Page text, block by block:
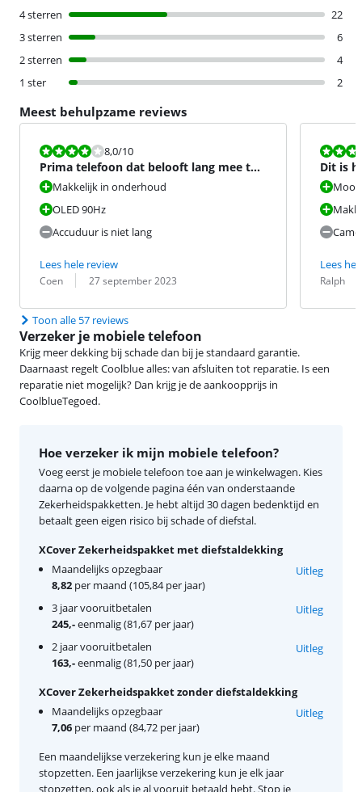
4 sterren
22
3 sterren
6
2 sterren
4
1 ster
2
Meest behulpzame reviews
Beoordeling is 8,0 van de 10.
8,0/10
Prima telefoon dat belooft lang mee te
kunnen gaan
Makkelijk in onderhoud
OLED 90Hz
Accuduur is niet lang
Lees hele review
Beoordeling door:
Coen
Datum: 27 september 2023
Dit is
Mooi
Lees
Ralph
Datum:
Toon alle 57 reviews
Verzeker je mobiele telefoon
Krijg meer dekking bij schade dan bij je standaard garantie.
Daarnaast regelt Coolblue alles: van afsluiten tot reparatie. Is een
reparatie niet mogelijk? Dan krijg je de aankoopprijs in
CoolblueTegoed.
Hoe verzeker ik mijn mobiele telefoon?
Voeg eerst je mobiele telefoon toe aan je winkelwagen. Kies
daarna op de volgende pagina één van onderstaande
Zekerheidspakketten. Je hebt altijd 30 dagen bedenktijd en
betaalt geen eigen risico bij schade of diefstal.
XCover Zekerheidspakket met diefstaldekking
Maandelijks opzegbaar
8,82 per maand (105,84 per jaar)
Uitleg
3 jaar vooruitbetalen
245,-eenmalig (81,67 per jaar)
Uitleg
2 jaar vooruitbetalen
163,-eenmalig (81,50 per jaar)
Uitleg
XCover Zekerheidspakket zonder diefstaldekking
Maandelijks opzegbaar
7,06 per maand (84,72 per jaar)
Uitleg
Een maandelijkse verzekering kun je elke maand
stopzetten. Een jaarlijkse verzekering kun je elk jaar
stopzetten, ook als je al vooruit betaald hebt. Stop je